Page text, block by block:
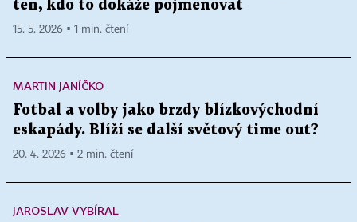
ten, kdo to dokáže pojmenovat
15. 5. 2026 ▪ 1 min. čtení
MARTIN JANÍČKO
Fotbal a volby jako brzdy blízkovýchodní
eskapády. Blíží se další světový time out?
20. 4. 2026 ▪ 2 min. čtení
JAROSLAV VYBÍRAL